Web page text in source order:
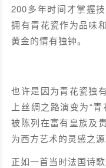
200多年时间才掌握
拥有青花瓷作为品味
黄金的情有独钟。
也许是因为青花瓷独
上丝绸之路演变为“
被陈列在富有皇族及
为西方艺术的灵感之源
正如一首当时法国诗歌